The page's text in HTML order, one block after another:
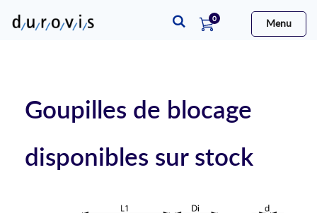
0articles
Menu
Goupilles de blocage
disponibles sur stock